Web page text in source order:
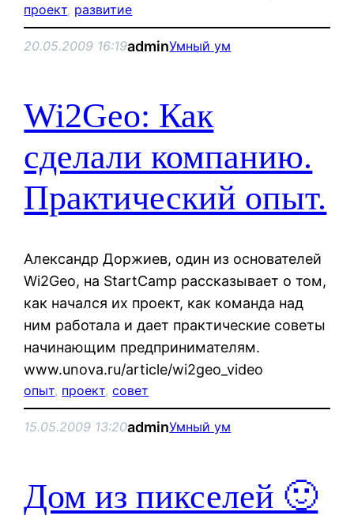
проект, развитие
20.05.2009 16:19adminУмный ум
Wi2Geo: Как
сделали компанию.
Практический опыт.
Александр Доржиев, один из основателей
Wi2Geo, на StartCamp рассказывает о том,
как начался их проект, как команда над
ним работала и дает практические советы
начинающим предпринимателям.
www.unova.ru/article/wi2geo_video
опыт, проект, совет
15.05.2009 13:20adminУмный ум
Дом из пикселей 🙂